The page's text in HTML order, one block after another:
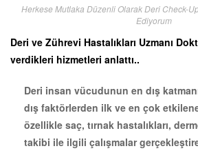
Herkese Mutlaka Düzenli Olarak Deri Check-
Ediyorum
Deri ve Zührevi Hastalıkları Uzmanı
verdikleri hizmetleri anlattı..
Deri insan vücudunun en dış
dış faktörlerden ilk ve en çok
özellikle saç, tırnak hastalıkları,
takibi ile ilgili çalışmalar